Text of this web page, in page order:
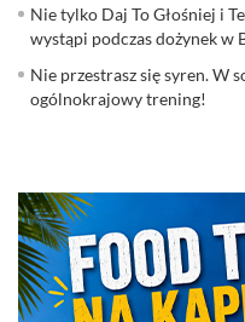
Nie tylko Daj To Głośniej i
wystąpi podczas dożynek w
Nie przestrasz się syren. W
ogólnokrajowy trening!